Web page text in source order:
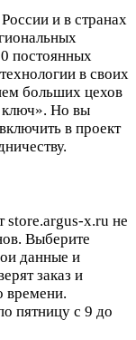
и в странах
постоянных
в своих
больших цехов
ключ». Но вы
в проект
store.argus-x.ru не
Выберите
данные и
заказ и
времени.
пятницу с 9 до